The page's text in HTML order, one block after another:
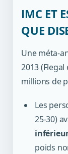
IMC ET
QUE
Une méta-
2013
millions de
Les
25-30)
poids